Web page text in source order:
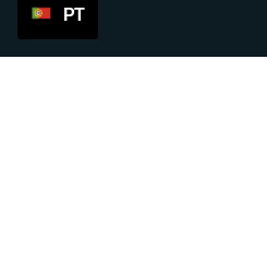
Updates
PT